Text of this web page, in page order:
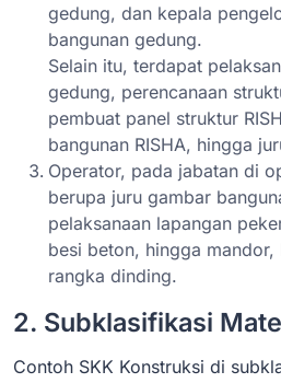
gedung, dan kepala
bangunan gedung.
Selain itu, terdapat
gedung, perencanaan
pembuat panel struktur
bangunan RISHA, hingga
Operator, pada jabatan di
berupa juru gambar
pelaksanaan lapangan
besi beton, hingga mandor,
rangka dinding.
2. Subklasifikasi
Contoh SKK Konstruksi di